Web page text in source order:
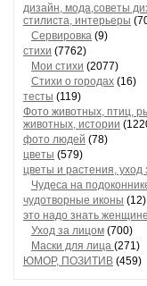
дизайн, мода,советы
стилиста, интерьеры
Сервировка (9)
стихи (7762)
Мои стихи (2077)
Стихи о городах (16)
тесты (119)
Фото животных, птиц,
животных, истории
фото людей (78)
цветы (579)
цветы и растения, уход
Чудеса на
чудотворные иконы (12)
это надо знать женщине
Уход за лицом (700)
Маски для лица (271)
ЮМОР, ПОЗИТИВ (459)